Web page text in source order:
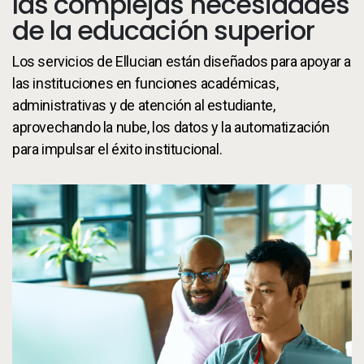
de la educación superior
Los servicios de Ellucian están diseñados para apoyar a
las instituciones en funciones académicas,
administrativas y de atención al estudiante,
aprovechando la nube, los datos y la automatización
para impulsar el éxito institucional.